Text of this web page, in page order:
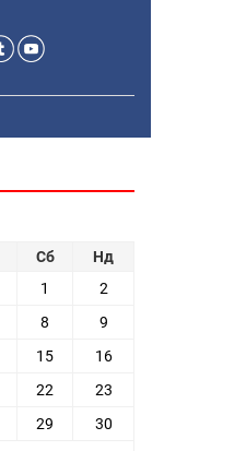
Сб
Нд
1
2
8
9
15
16
22
23
29
30